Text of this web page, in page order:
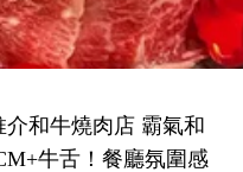
介和牛燒肉店 霸氣和
牛舌！餐廳氛圍感